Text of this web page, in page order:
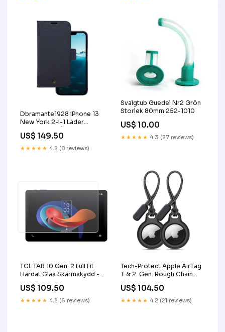
Dbramante1928 iPhone 13
New York 2-i-1 Läder
Flipfodral - Blå
PIM_CategoryId_1158
US$ 149.50
★★★★★ 4.2 (8 reviews)
Svalgtub Guedel Nr2 Grön
Storlek 80mm 252-1010
US$ 10.00
★★★★★ 4.3 (27 reviews)
TCL TAB 10 Gen. 2 Full Fit
Härdat Glas Skärmskydd -
PIM_CategoryId_2013
US$ 109.50
★★★★★ 4.2 (6 reviews)
Tech-Protect Apple AirTag
1. & 2. Gen. Rough Chain
Hållare med String - 2 st. -
Svart filter-mobil-
skyddsfilm
US$ 104.50
★★★★★ 4.2 (21 reviews)